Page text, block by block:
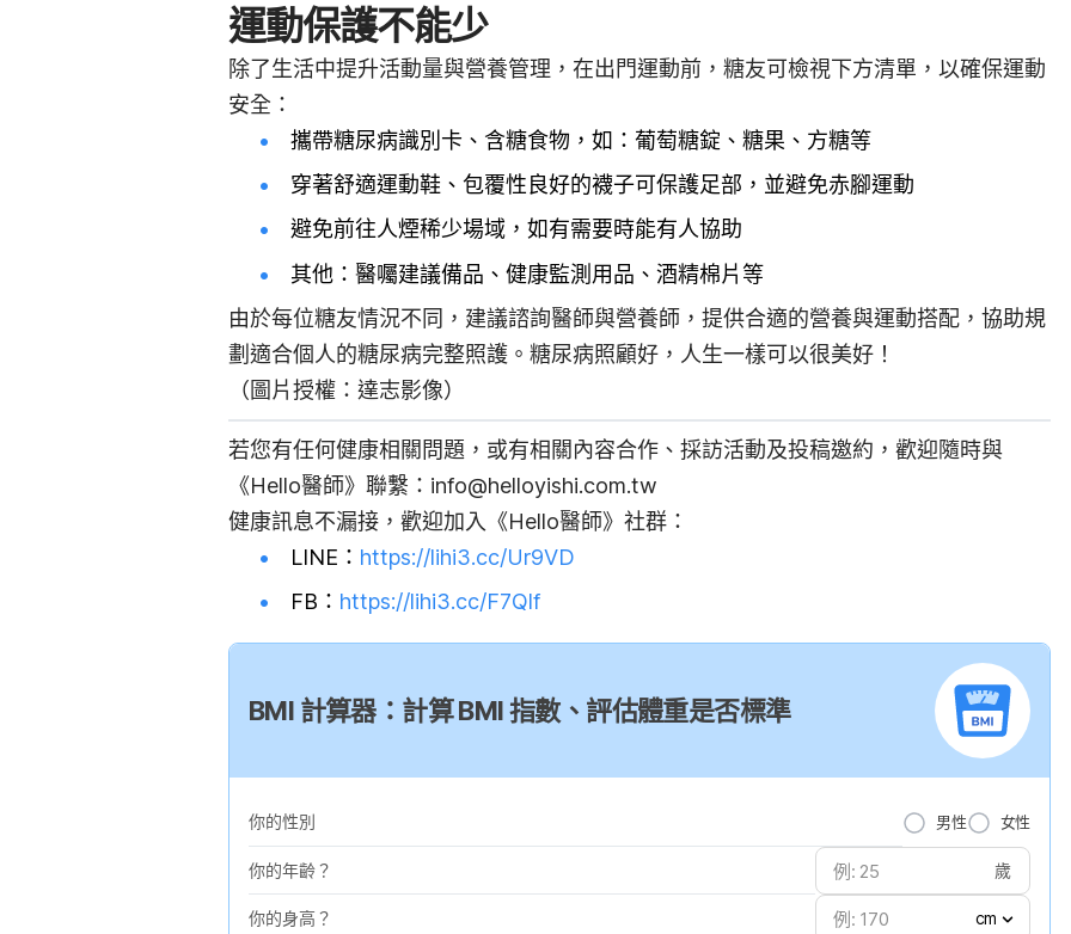
運動保護不能少
除了生活中提升活動量與營養管理，在出門運動前，糖友可檢視下方清單，以確保運動
安全：
攜帶糖尿病識別卡、含糖食物，如：葡萄糖錠、糖果、方糖等
穿著舒適運動鞋、包覆性良好的襪子可保護足部，並避免赤腳運動
避免前往人煙稀少場域，如有需要時能有人協助
其他：醫囑建議備品、健康監測用品、酒精棉片等
由於每位糖友情況不同，建議諮詢醫師與營養師，提供合適的營養與運動搭配，協助規
劃適合個人的糖尿病完整照護。糖尿病照顧好，人生一樣可以很美好！
（圖片授權：達志影像）
若您有任何健康相關問題，或有相關內容合作、採訪活動及投稿邀約，歡迎隨時與
《Hello醫師》聯繫： info@helloyishi.com.tw
健康訊息不漏接，歡迎加入《Hello醫師》社群：
LINE： https://lihi3.cc/Ur9VD
FB： https://lihi3.cc/F7Qlf
BMI 計算器：計算 BMI 指數、評估體重是否標準
你的性別 男性 女性
你的年齡？ 歲
你的身高？ cm